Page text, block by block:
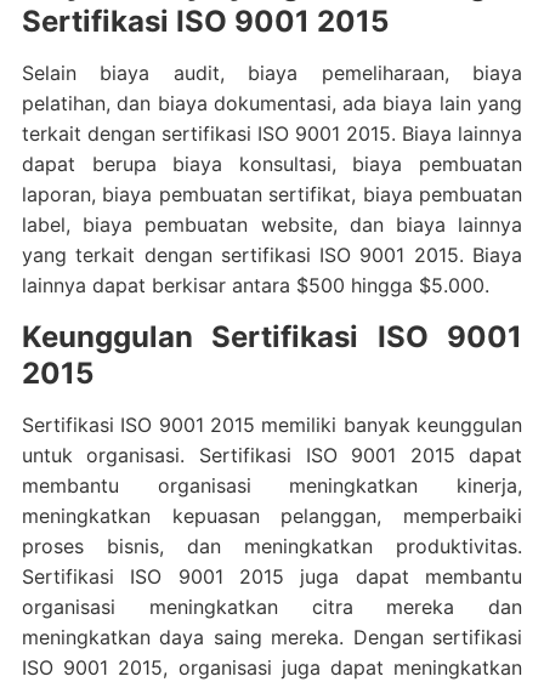
Sertifikasi ISO 9001 2015
Selain biaya audit, biaya pemeliharaan, biaya
pelatihan, dan biaya dokumentasi, ada biaya lain yang
terkait dengan sertifikasi ISO 9001 2015. Biaya lainnya
dapat berupa biaya konsultasi, biaya pembuatan
laporan, biaya pembuatan sertifikat, biaya pembuatan
label, biaya pembuatan website, dan biaya lainnya
yang terkait dengan sertifikasi ISO 9001 2015. Biaya
lainnya dapat berkisar antara $500 hingga $5.000.
Keunggulan Sertifikasi ISO 9001
2015
Sertifikasi ISO 9001 2015 memiliki banyak keunggulan
untuk organisasi. Sertifikasi ISO 9001 2015 dapat
membantu organisasi meningkatkan kinerja,
meningkatkan kepuasan pelanggan, memperbaiki
proses bisnis, dan meningkatkan produktivitas.
Sertifikasi ISO 9001 2015 juga dapat membantu
organisasi meningkatkan citra mereka dan
meningkatkan daya saing mereka. Dengan sertifikasi
ISO 9001 2015, organisasi juga dapat meningkatkan